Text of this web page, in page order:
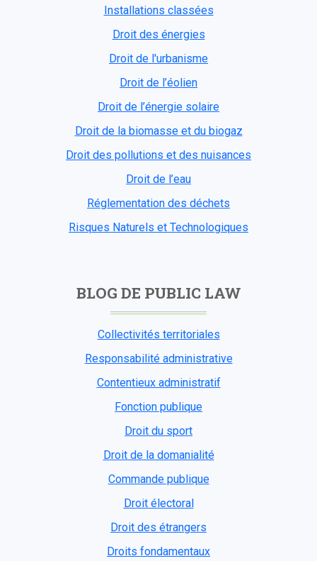
Installations classées
Droit des énergies
Droit de l'urbanisme
Droit de l’éolien
Droit de l’énergie solaire
Droit de la biomasse et du biogaz
Droit des pollutions et des nuisances
Droit de l’eau
Réglementation des déchets
Risques Naturels et Technologiques
BLOG DE PUBLIC LAW
Collectivités territoriales
Responsabilité administrative
Contentieux administratif
Fonction publique
Droit du sport
Droit de la domanialité
Commande publique
Droit électoral
Droit des étrangers
Droits fondamentaux